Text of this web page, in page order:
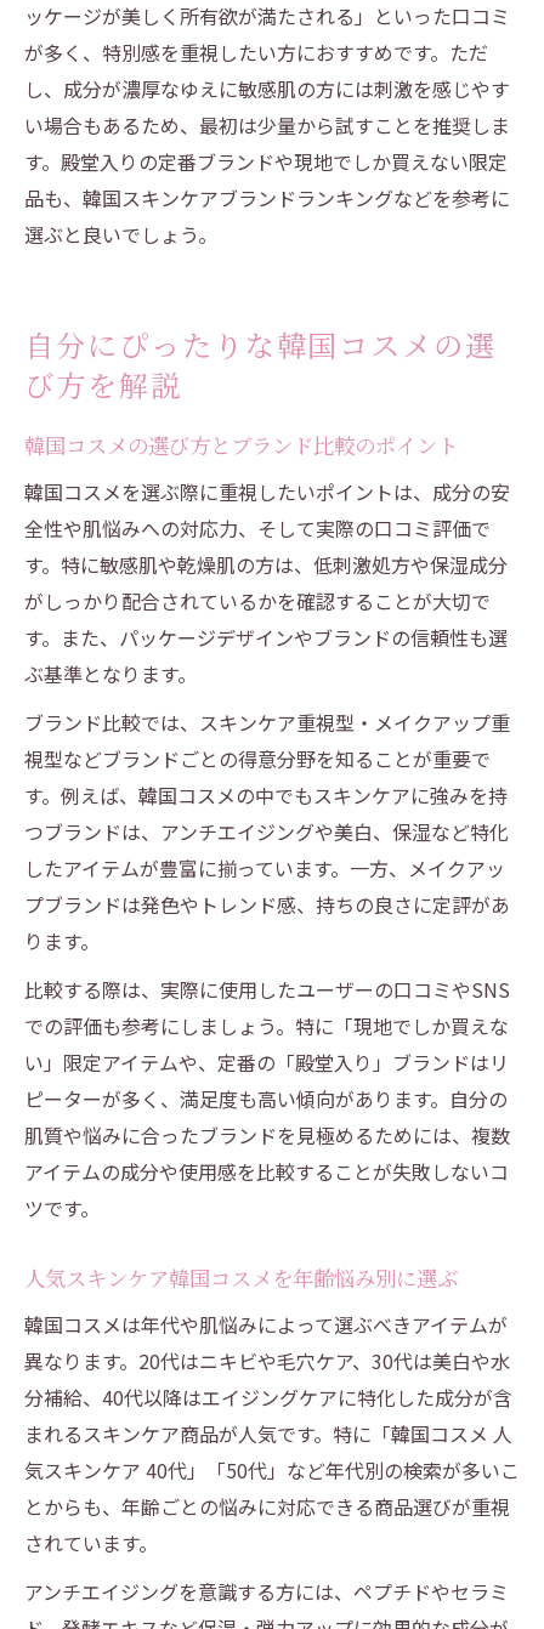
ッケージが美しく所有欲が満たされる」といった口コミ
が多く、特別感を重視したい方におすすめです。ただ
し、成分が濃厚なゆえに敏感肌の方には刺激を感じやす
い場合もあるため、最初は少量から試すことを推奨しま
す。殿堂入りの定番ブランドや現地でしか買えない限定
品も、韓国スキンケアブランドランキングなどを参考に
選ぶと良いでしょう。
自分にぴったりな韓国コスメの選
び方を解説
韓国コスメの選び方とブランド比較のポイント
韓国コスメを選ぶ際に重視したいポイントは、成分の安
全性や肌悩みへの対応力、そして実際の口コミ評価で
す。特に敏感肌や乾燥肌の方は、低刺激処方や保湿成分
がしっかり配合されているかを確認することが大切で
す。また、パッケージデザインやブランドの信頼性も選
ぶ基準となります。
ブランド比較では、スキンケア重視型・メイクアップ重
視型などブランドごとの得意分野を知ることが重要で
す。例えば、韓国コスメの中でもスキンケアに強みを持
つブランドは、アンチエイジングや美白、保湿など特化
したアイテムが豊富に揃っています。一方、メイクアッ
プブランドは発色やトレンド感、持ちの良さに定評があ
ります。
比較する際は、実際に使用したユーザーの口コミやSNS
での評価も参考にしましょう。特に「現地でしか買えな
い」限定アイテムや、定番の「殿堂入り」ブランドはリ
ピーターが多く、満足度も高い傾向があります。自分の
肌質や悩みに合ったブランドを見極めるためには、複数
アイテムの成分や使用感を比較することが失敗しないコ
ツです。
人気スキンケア韓国コスメを年齢悩み別に選ぶ
韓国コスメは年代や肌悩みによって選ぶべきアイテムが
異なります。20代はニキビや毛穴ケア、30代は美白や水
分補給、40代以降はエイジングケアに特化した成分が含
まれるスキンケア商品が人気です。特に「韓国コスメ 人
気スキンケア 40代」「50代」など年代別の検索が多いこ
とからも、年齢ごとの悩みに対応できる商品選びが重視
されています。
アンチエイジングを意識する方には、ペプチドやセラミ